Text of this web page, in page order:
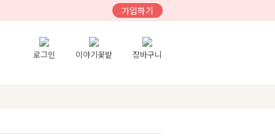
가입하기
로그인 이야기꽃밭 장바구니